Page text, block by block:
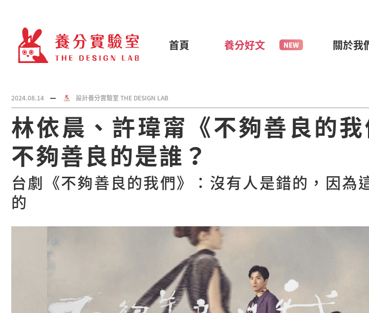
首頁 養分好文 關於我
2024.08.14 設計養分實驗室 THE DESIGN LAB
林依晨、許瑋甯《不夠善良的
不夠善良的是誰？
台劇《不夠善良的我們》：沒有人是錯的，因為
的